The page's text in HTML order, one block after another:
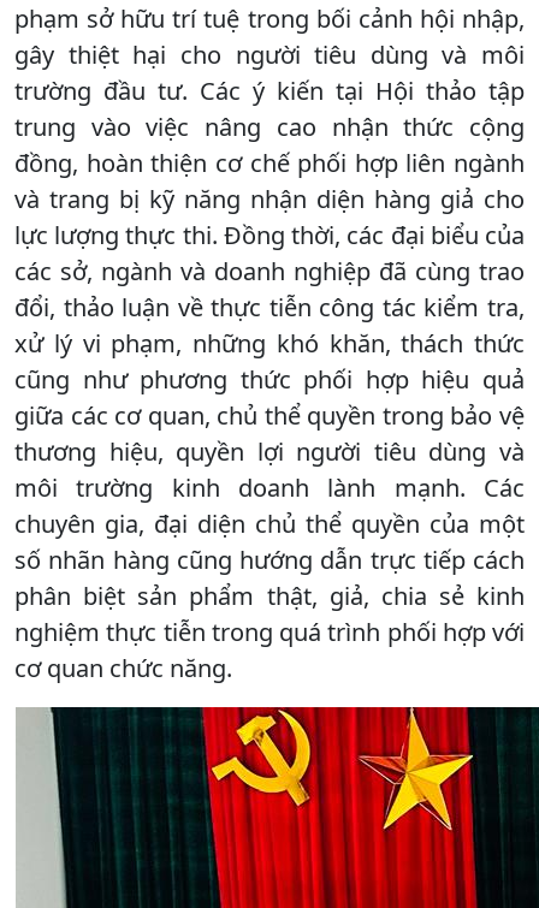
phạm sở hữu trí tuệ trong bối cảnh hội nhập,
gây thiệt hại cho người tiêu dùng và môi
trường đầu tư. Các ý kiến tại Hội thảo tập
trung vào việc nâng cao nhận thức cộng
đồng, hoàn thiện cơ chế phối hợp liên ngành
và trang bị kỹ năng nhận diện hàng giả cho
lực lượng thực thi. Đồng thời, các đại biểu của
các sở, ngành và doanh nghiệp đã cùng trao
đổi, thảo luận về thực tiễn công tác kiểm tra,
xử lý vi phạm, những khó khăn, thách thức
cũng như phương thức phối hợp hiệu quả
giữa các cơ quan, chủ thể quyền trong bảo vệ
thương hiệu, quyền lợi người tiêu dùng và
môi trường kinh doanh lành mạnh. Các
chuyên gia, đại diện chủ thể quyền của một
số nhãn hàng cũng hướng dẫn trực tiếp cách
phân biệt sản phẩm thật, giả, chia sẻ kinh
nghiệm thực tiễn trong quá trình phối hợp với
cơ quan chức năng.